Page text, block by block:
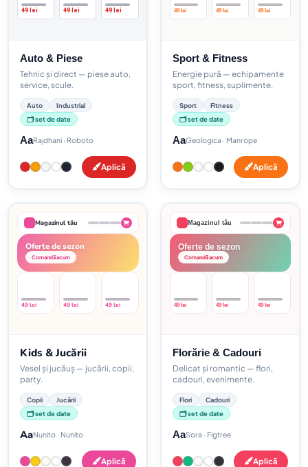
49 lei 49 lei 49 lei
Auto & Piese
Tehnic și direct — piese auto,
service, scule.
Auto
Industrial
🗂️ set de date
AaRajdhani · Roboto
Aplică
49 lei 49 lei 49 lei
Sport & Fitness
Energie pură — echipamente
sport, fitness, suplimente.
Sport
Fitness
🗂️ set de date
AaGeologica · Manrope
Aplică
Magazinul tău
Oferte de sezon
Comandă acum
49 lei 49 lei 49 lei
Kids & Jucării
Vesel și jucăuș — jucării, copii,
party.
Copii
Jucării
🗂️ set de date
AaNunito · Nunito
Aplică
Magazinul tău
Oferte de sezon
Comandă acum
49 lei 49 lei 49 lei
Florărie & Cadouri
Delicat și romantic — flori,
cadouri, evenimente.
Flori
Cadouri
🗂️ set de date
AaSora · Figtree
Aplică